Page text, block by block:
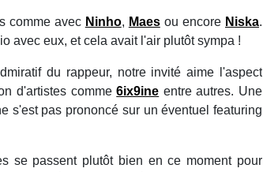
comme avec Ninho, Maesou encore Niska.
avec eux, et cela avait l'air plutôt sympa !
du rappeur, notre invité aime l'aspect
d'artistes comme6ix9ine entre autres. Une
s'est pas prononcé sur un éventuel featuring
se passent plutôt bien en ce moment pour